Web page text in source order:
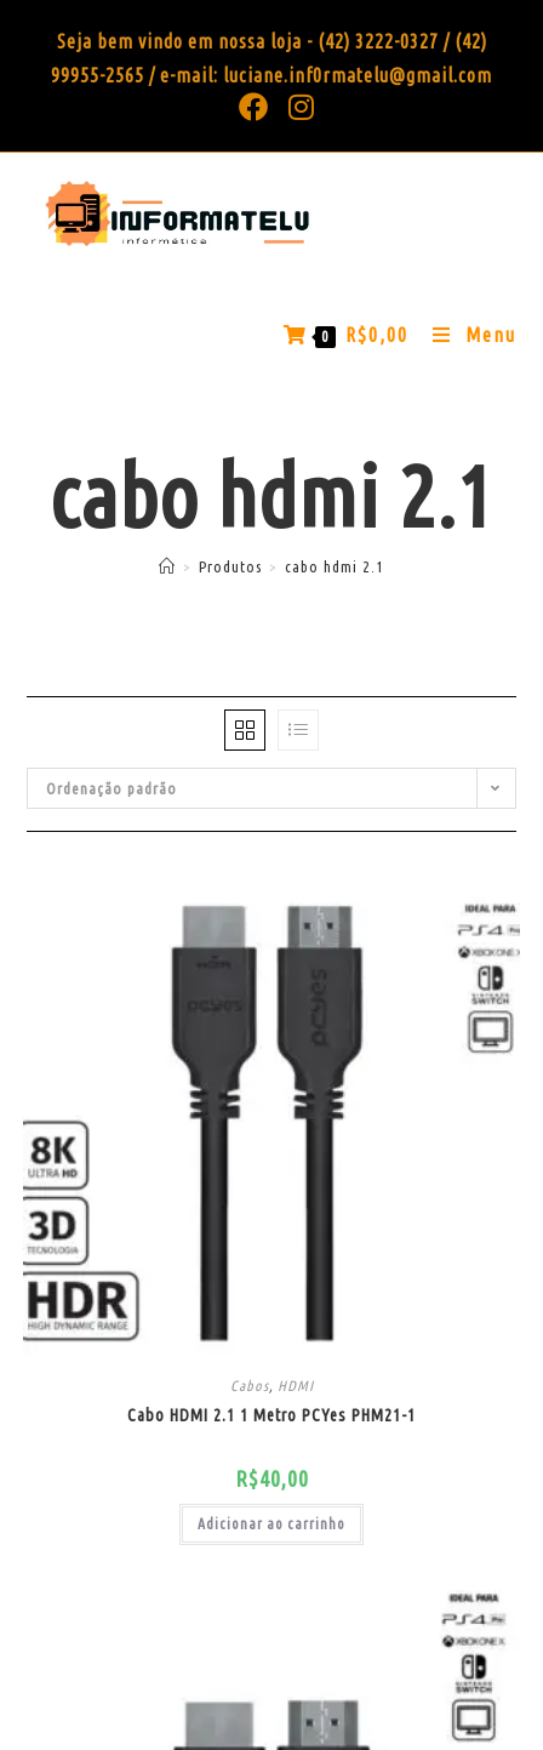
Seja bem vindo em nossa loja - (42) 3222-0327 / (42)
99955-2565 / e-mail: luciane.inf0rmatelu@gmail.com
0 R$0,00 Menu
cabo hdmi 2.1
> Produtos > cabo hdmi 2.1
Ordenação padrão
Cabos, HDMI
Cabo HDMI 2.1 1 Metro PCYes PHM21-1
R$40,00
Adicionar ao carrinho